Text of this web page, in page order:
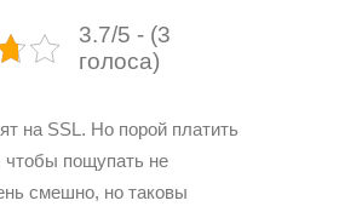
3.7/5 - (3
голоса)
на SSL. Но порой платить
чтобы пощупать не
смешно, но таковы